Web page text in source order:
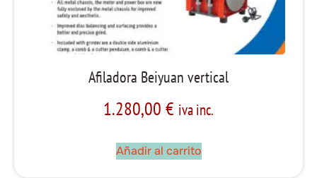
Afiladora Beiyuan vertical
1.280,00 € iva inc.
Añadir al carrito